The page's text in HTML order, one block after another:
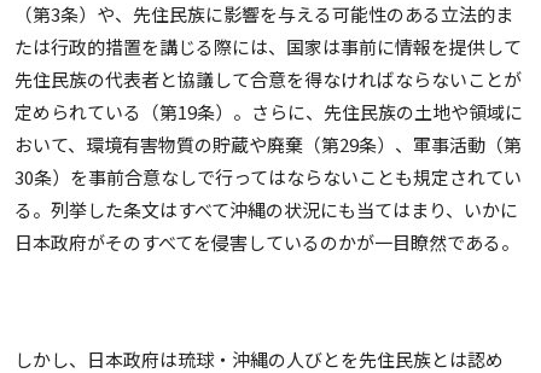
（第3条）や、先住民族に影響を与える可能性のある立法的ま
たは行政的措置を講じる際には、国家は事前に情報を提供して
先住民族の代表者と協議して合意を得なければならないことが
定められている（第19条）。さらに、先住民族の土地や領域に
おいて、環境有害物質の貯蔵や廃棄（第29条）、軍事活動（第
30条）を事前合意なしで行ってはならないことも規定されてい
る。列挙した条文はすべて沖縄の状況にも当てはまり、いかに
日本政府がそのすべてを侵害しているのかが一目瞭然である。
しかし、日本政府は琉球・沖縄の人びとを先住民族とは認め